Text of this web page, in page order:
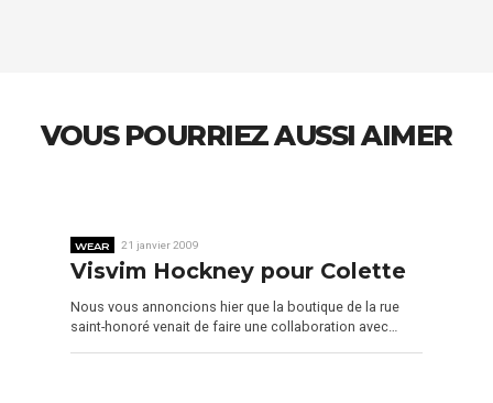
VOUS POURRIEZ AUSSI AIMER
WEAR 21 janvier 2009
Visvim Hockney pour Colette
Nous vous annoncions hier que la boutique de la rue
saint-honoré venait de faire une collaboration avec…